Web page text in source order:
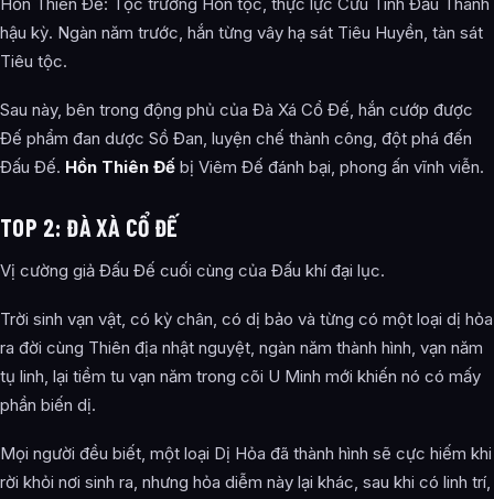
Hồn Thiên Đế: Tộc trưởng Hồn tộc, thực lực Cửu Tinh Đấu Thánh
hậu kỳ. Ngàn năm trước, hắn từng vây hạ sát Tiêu Huyền, tàn sát
Tiêu tộc.
Sau này, bên trong động phủ của Đà Xá Cổ Đế, hắn cướp được
Đế phẩm đan dược Sồ Đan, luyện chế thành công, đột phá đến
Đấu Đế. Hồn Thiên Đế bị Viêm Đế đánh bại, phong ấn vĩnh viễn.
TOP 2: ĐÀ XÀ CỔ ĐẾ
Vị cường giả Đấu Đế cuối cùng của Đấu khí đại lục.
Trời sinh vạn vật, có kỳ chân, có dị bảo và từng có một loại dị hỏa
ra đời cùng Thiên địa nhật nguyệt, ngàn năm thành hình, vạn năm
tụ linh, lại tiềm tu vạn năm trong cõi U Minh mới khiến nó có mấy
phần biến dị.
Mọi người đều biết, một loại Dị Hỏa đã thành hình sẽ cực hiếm khi
rời khỏi nơi sinh ra, nhưng hỏa diễm này lại khác, sau khi có linh trí,